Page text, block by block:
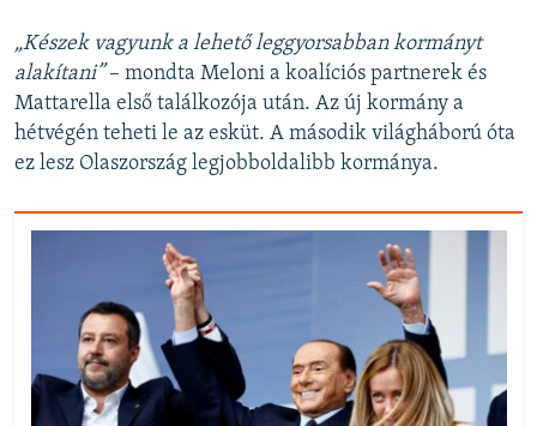
„Készek vagyunk a lehető leggyorsabban kormányt
alakítani” – mondta Meloni a koalíciós partnerek és
Mattarella első találkozója után. Az új kormány a
hétvégén teheti le az esküt. A második világháború óta
ez lesz Olaszország legjobboldalibb kormánya.